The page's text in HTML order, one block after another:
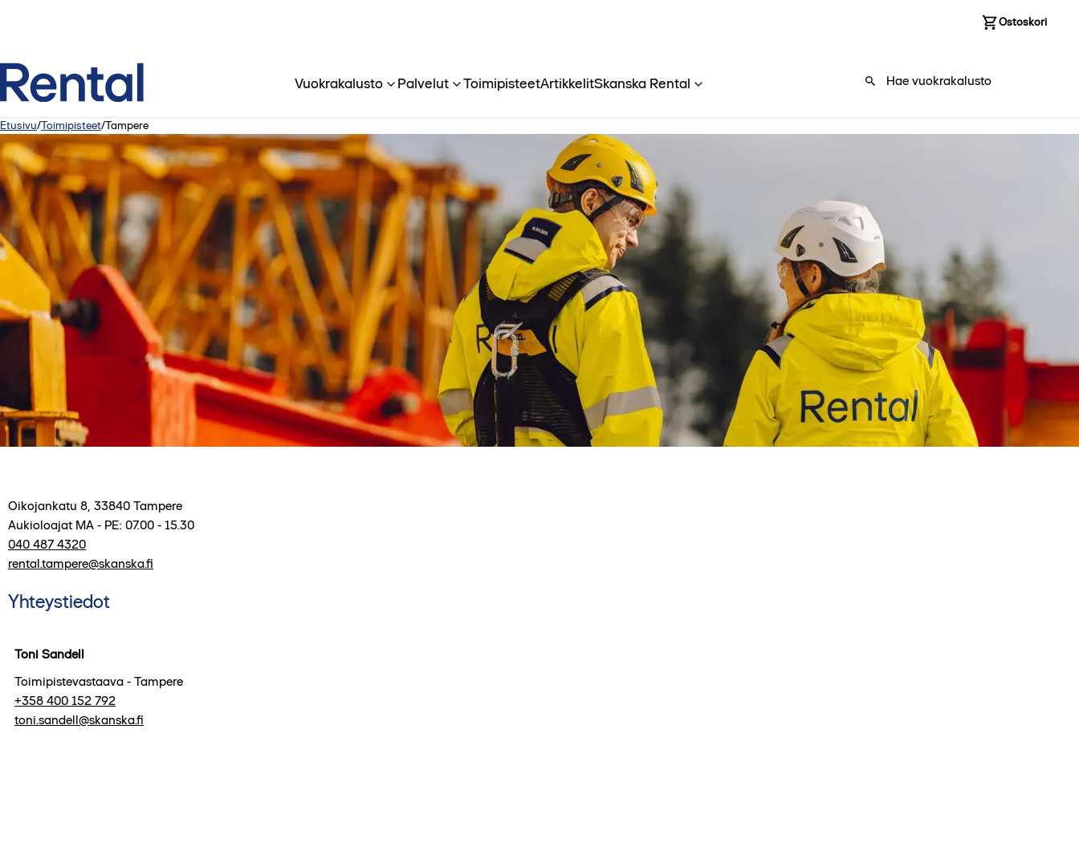
Ostoskori
Vuokrakalusto Palvelut ToimipisteetArtikkelitSkanska Rental
Etusivu/Toimipisteet/Tampere
Oikojankatu 8 33840 Tampere
Aukioloajat MA - PE: 07.00 - 15.30
040 487 4320
rental.tampere@skanska.fi
Yhteystiedot
Toni Sandell
Toimipistevastaava - Tampere
+358 400 152 792
toni.sandell@skanska.fi